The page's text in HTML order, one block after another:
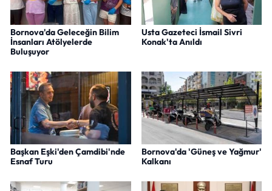
Bornova'da Geleceğin Bilim
İnsanları Atölyelerde
Buluşuyor
Usta Gazeteci İsmail Sivri
Konak'ta Anıldı
Başkan Eşki'den Çamdibi'nde
Esnaf Turu
Bornova'da 'Güneş ve Yağmur'
Kalkanı